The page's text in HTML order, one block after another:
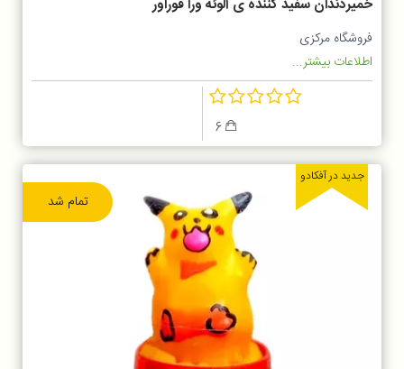
خمیردندان سفید کننده ی آلوئه ورا فوراور
فروشگاه مرکزی
اطلاعات بیشتر...
6
تمام شد
جدید در آفکادو